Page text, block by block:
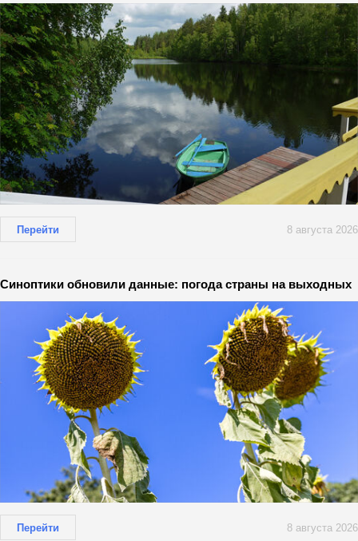
Перейти 8 августа 2026
Синоптики обновили данные: погода страны на выходных
Перейти 8 августа 2026